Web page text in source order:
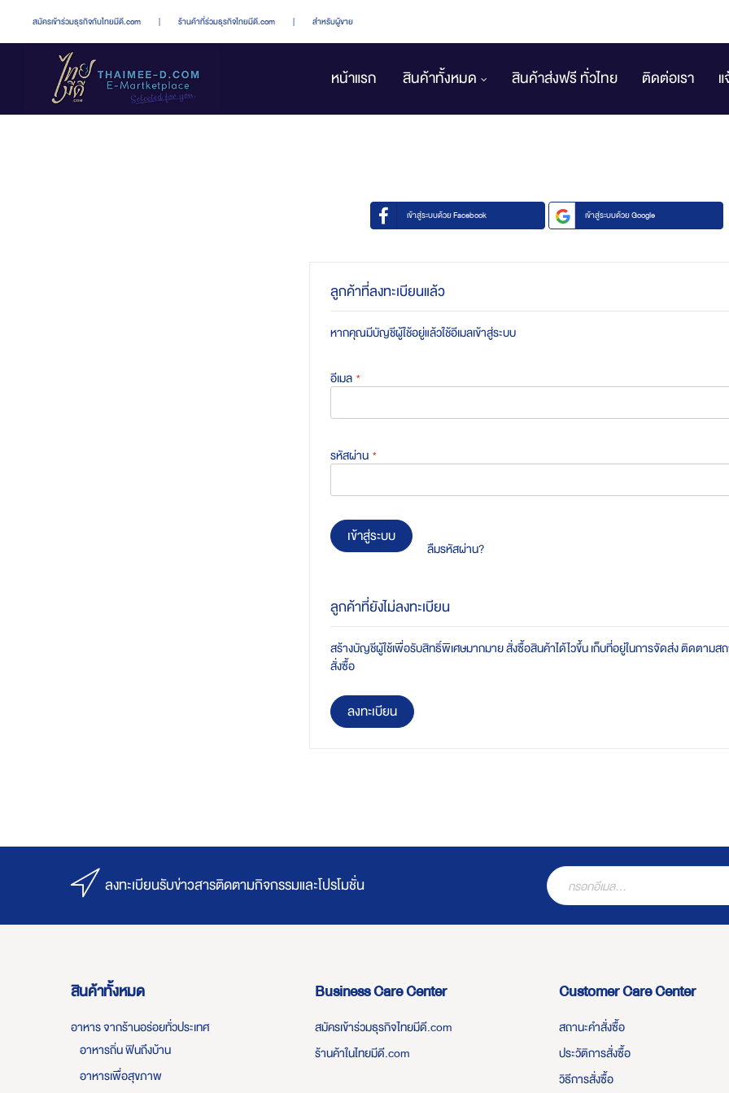
สมัครเข้าร่วมธุรกิจกับไทยมีดี.com | ร้านค้าที่ร่วมธุรกิจไทยมีดี.com | สำหรับผู้ขาย
หน้าแรก สินค้าทั้งหมด สินค้าส่งฟรี ทั่วไทย ติดต่อเรา
เข้าสู่ระบบด้วย Facebook เข้าสู่ระบบด้วย Google
ลูกค้าที่ลงทะเบียนแล้ว
หากคุณมีบัญชีผู้ใช้อยู่แล้วใช้อีเมลเข้าสู่ระบบ
อีเมล
รหัสผ่าน
เข้าสู่ระบบ
ลืมรหัสผ่าน?
ลูกค้าที่ยังไม่ลงทะเบียน
สร้างบัญชีผู้ใช้เพื่อรับสิทธิ์พิเศษมากมาย สั่งซื้อสินค้าได้ไวขึ้น เก็บที่อยู่ในการจัดส่ง ติดตามส
สั่งซื้อ
ลงทะเบียน
ลงทะเบียนรับข่าวสารติดตามกิจกรรมและโปรโมชั่น
สินค้าทั้งหมด
อาหาร จากร้านอร่อยทั่วประเทศ
อาหารถิ่น ฟินถึงบ้าน
อาหารเพื่อสุขภาพ
Business Care Center
สมัครเข้าร่วมธุรกิจไทยมีดี.com
ร้านค้าในไทยมีดี.com
Customer Care Center
สถานะคำสั่งซื้อ
ประวัติการสั่งซื้อ
วิธีการสั่งซื้อ